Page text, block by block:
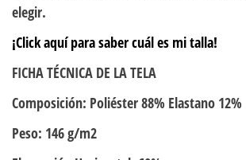
elegir.
¡Click aquí para saber cuál es mi talla!
FICHA TÉCNICA DE LA TELA
Composición: Poliéster 88% Elastano 12%
Peso: 146 g/m2